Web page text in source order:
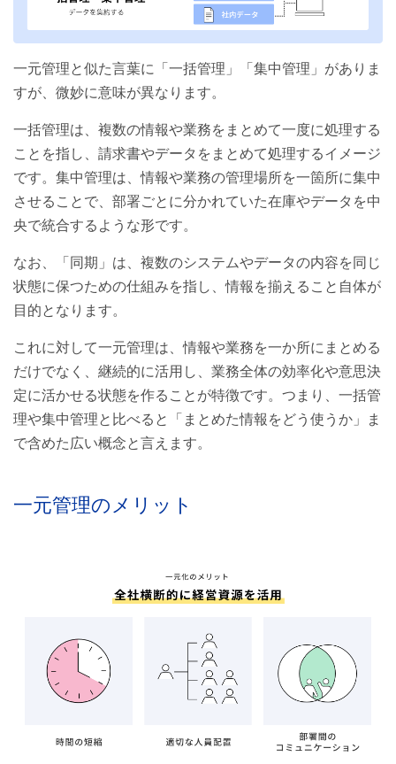
一元管理と似た言葉に「一括管理」「集中管理」がありま
すが、微妙に意味が異なります。
一括管理は、複数の情報や業務をまとめて一度に処理する
ことを指し、請求書やデータをまとめて処理するイメージ
です。集中管理は、情報や業務の管理場所を一箇所に集中
させることで、部署ごとに分かれていた在庫やデータを中
央で統合するような形です。
なお、「同期」は、複数のシステムやデータの内容を同じ
状態に保つための仕組みを指し、情報を揃えること自体が
目的となります。
これに対して一元管理は、情報や業務を一か所にまとめる
だけでなく、継続的に活用し、業務全体の効率化や意思決
定に活かせる状態を作ることが特徴です。つまり、一括管
理や集中管理と比べると「まとめた情報をどう使うか」ま
で含めた広い概念と言えます。
一元管理のメリット